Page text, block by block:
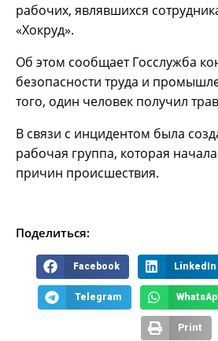
рабочих, являвшихся
«Хокруд».
Об этом сообщает Госслужба
безопасности труда и
того, один человек получил
В связи с инцидентом была
рабочая группа, которая
причин происшествия.
Поделиться:
Facebook LinkedIn
Telegram
Print